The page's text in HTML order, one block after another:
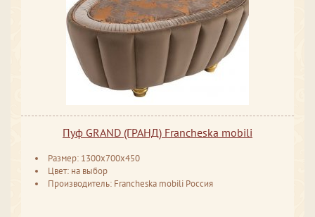
Пуф GRAND (ГРАНД) Francheska mobili
Размер: 1300x700x450
Цвет: на выбор
Производитель: Francheska mobili Россия